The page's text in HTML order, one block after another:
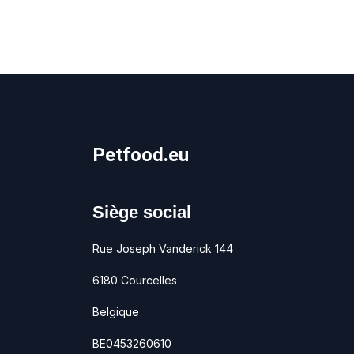
Petfood.eu
Siège social
Rue Joseph Vanderick 144
6180 Courcelles
Belgique
BE0453260610